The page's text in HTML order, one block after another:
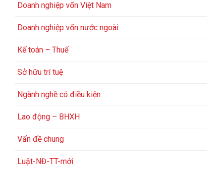
Doanh nghiệp vốn Việt Nam
Doanh nghiệp vốn nước ngoài
Kế toán – Thuế
Sở hữu trí tuệ
Ngành nghề có điều kiện
Lao động – BHXH
Vấn đề chung
Luật-NĐ-TT-mới